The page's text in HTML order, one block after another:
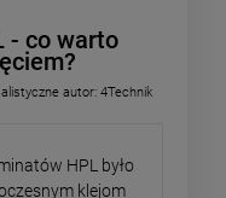
- co warto
autor: 4Technik
HPL było
klejom